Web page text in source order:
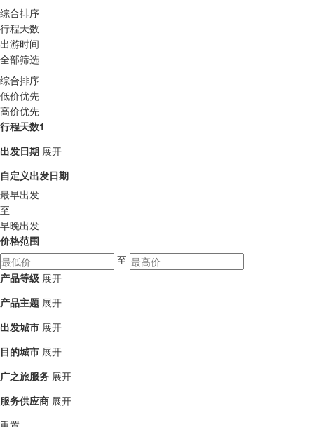
综合排序
行程天数
出游时间
全部筛选
综合排序
低价优先
高价优先
行程天数1
出发日期 展开
自定义出发日期
最早出发
至
早晚出发
价格范围
至
产品等级 展开
产品主题 展开
出发城市 展开
目的城市 展开
广之旅服务 展开
服务供应商 展开